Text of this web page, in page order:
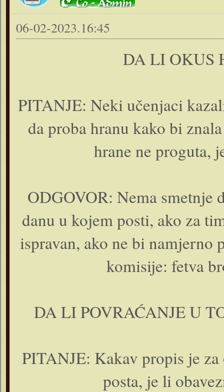
06-02-2023.16:45
DA LI OKUS
PITANJE: Neki učenjaci
da proba hranu kako bi
hrane ne proguta,
ODGOVOR: Nema smetnje
danu u kojem posti, ako za
ispravan, ako ne bi namjerno
komisije: fetva
DA LI POVRAĆANJE U
PITANJE: Kakav propis je
posta, je li